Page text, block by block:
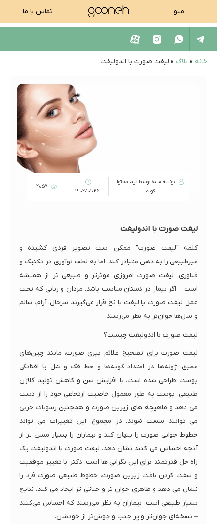
منو تماس با ما
خانه » بلاگ » لیفت صورت با اندولیفت
نوشته شده توسط تیم محتوا
گونه
1402/01/26
2057
لیفت صورت با اندولیفت
کلمه “لیفت صورت” ممکن است تصویر فردی کشیده و
غیرطبیعی را به ذهن متبادر کند، اما به لطف نوآوری در تکنیک و
فناوری، لیفت صورت امروزی موثرتر و طبیعی تر از همیشه
است – اگر بیمار در دستان مناسب باشد. مردان و زنانی که تحت
عمل لیفت صورت یا لیفت با نخ قرار می‌گیرند سرحال، آرام، سالم
و سال‌ها جوان‌تر به نظر می‌رسند.
لیفت صورت با اندولیفت چیست؟
لیفت صورت برای تصحیح علائم پیری صورت، مانند چین‌های
عمیق، ژوله‌ها در امتداد گونه‌ها و خط فک و شل یا افتادگی
پوست طراحی شده است. با افزایش سن و کاهش تولید کلاژن
طبیعی، پوست به طور معمول خاصیت ارتجاعی خود را از دست
می دهد و ماهیچه های زیرین صورت و همچنین رسوبات چربی
می توانند سست شوند. در مجموع، این تغییرات می تواند
خطوط جوانی صورت را پنهان کند و بیماران را بسیار مسن تر از
آنچه احساس می کنند نشان دهد. لیفت صورت با اندولیفت یک
راه حل قدرتمند برای این نگرانی ها است. دکتر با تغییر موقعیت
و سفت کردن بافت زیرین صورت، خطوط طبیعی صورت فرد را
نشان می دهد و ظاهری جوان تر و حیاتی تر ایجاد می کند. نتایج
بسیار طبیعی است، بیماران به نظر می‌رسند که احساس می‌کنند
– نسخه‌ای جوان‌تر و پر جنب و جوش‌تر از خودشان.